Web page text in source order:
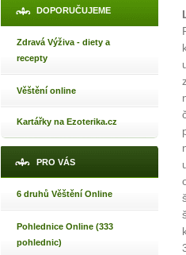
DOPORUČUJEME
Zdravá Výživa - diety a
recepty
Věštění online
Kartářky na Ezoterika.cz
PRO VÁS
6 druhů Věštění Online
Pohlednice Online (333
pohlednic)